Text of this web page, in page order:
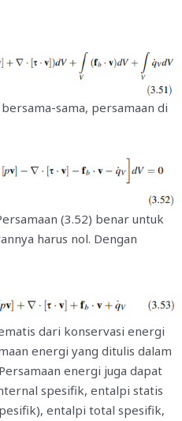
sama, persamaan di
(3.52) benar untuk
harus nol. Dengan
dari konservasi energi
energi yang ditulis dalam
energi juga dapat
spesifik, entalpi statis
entalpi total spesifik,